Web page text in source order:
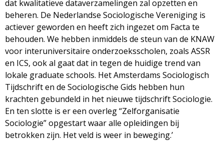
dat kwalitatieve dataverzamelingen zal opzetten en
beheren. De Nederlandse Sociologische Vereniging is
actiever geworden en heeft zich ingezet om Facta te
behouden. We hebben inmiddels de steun van de KNAW
voor interuniversitaire onderzoeksscholen, zoals ASSR
en ICS, ook al gaat dat in tegen de huidige trend van
lokale graduate schools. Het Amsterdams Sociologisch
Tijdschrift en de Sociologische Gids hebben hun
krachten gebundeld in het nieuwe tijdschrift Sociologie.
En ten slotte is er een overleg “Zelforganisatie
Sociologie” opgestart waar alle opleidingen bij
betrokken zijn. Het veld is weer in beweging.’